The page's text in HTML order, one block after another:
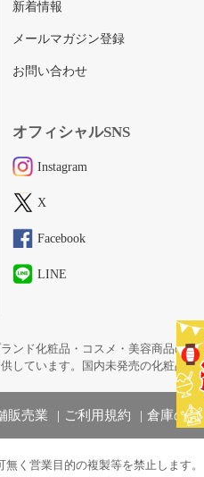
新着情報
メールマガジン登録
お問い合わせ
オフィシャルSNS
Instagram
X
Facebook
LINE
ンド化粧品・コスメ・美容商品の通
しています。国内未発売の化粧品も
販売業 ご利用規約 倉庫の管
く営業目的の複製等を禁止します。